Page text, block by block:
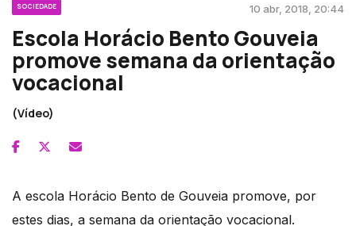
SOCIEDADE 10 abr, 2018, 20:44
Escola Horácio Bento Gouveia
promove semana da orientação
vocacional
(Vídeo)
A escola Horácio Bento de Gouveia promove, por
estes dias, a semana da orientação vocacional.